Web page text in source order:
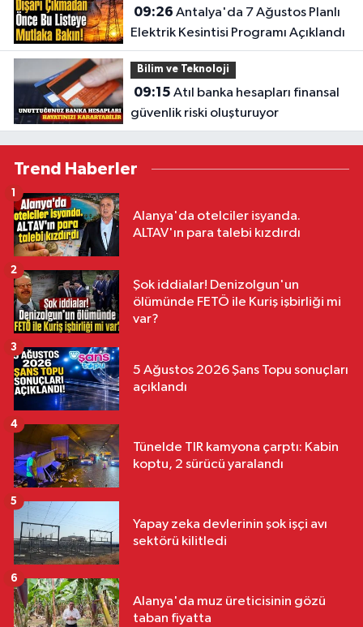
09:26
Elektrik Kesintisi Programı Açıklandı
Bilim ve Teknoloji
09:15
güvenlik riski oluşturuyor
Trend Haberler
Alanya'da otelciler isyanda.
ALTAV'ın para talebi kızdırdı
1
Şok iddialar! Denizolgun'un
ölümünde FETÖ ile Kuriş işbirliği mi
var?
2
5 Ağustos 2026 Şans Topu sonuçları
açıklandı
3
Tünelde TIR kamyona çarptı: Kabin
koptu, 2 sürücü yaralandı
4
Yapay zeka devlerinin şok işçi avı
sektörü kilitledi
5
Alanya'da muz üreticisinin gözü
taban fiyatta
6